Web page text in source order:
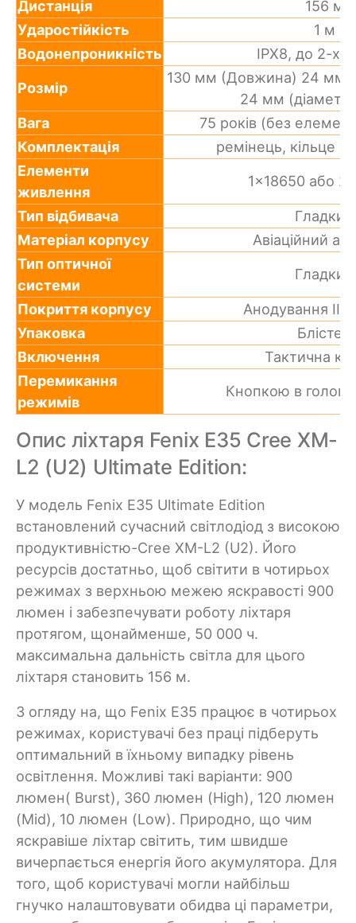
Дистанція
156 м
Ударостійкість
1 м
Водонепроникність
IPX8, до 2-х
Розмір
130 мм (Довжина) 24 мм
24 мм (діаметр
Вага
75 років (без
Комплектація
ремінець, кільце
Елементи
живлення
1x18650 або
Тип відбивача
Гладкий
Матеріал корпусу
Авіаційний
Тип оптичної
системи
Гладкий
Покриття корпусу
Анодування III
Упаковка
Блістер
Включення
Тактична
Перемикання
режимів
Кнопкою в
Опис ліхтаря Fenix E35 Cree XM-
L2 (U2) Ultimate Edition:
У модель Fenix E35 Ultimate Edition
встановлений сучасний світлодіод з високою
продуктивністю-Cree XM-L2 (U2). Його
ресурсів достатньо, щоб світити в чотирьох
режимах з верхньою межею яскравості 900
люмен і забезпечувати роботу ліхтаря
протягом, щонайменше, 50 000 ч.
максимальна дальність світла для цього
ліхтаря становить 156 м.
З огляду на, що Fenix E35 працює в чотирьох
режимах, користувачі без праці підберуть
оптимальний в їхньому випадку рівень
освітлення. Можливі такі варіанти: 900
люмен( Burst), 360 люмен (High), 120 люмен
(Mid), 10 люмен (Low). Природно, що чим
яскравіше ліхтар світить, тим швидше
вичерпається енергія його акумулятора. Для
того, щоб користувачі могли найбільш
гнучко налаштовувати обидва ці параметри,